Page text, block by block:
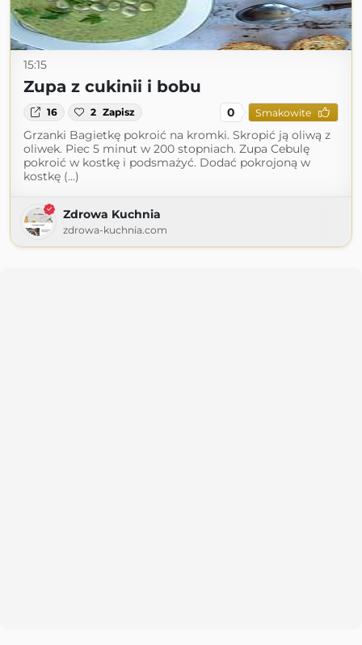
15:15
Zupa z cukinii i bobu
16 2 Zapisz 0 Smakowite
Grzanki Bagietkę pokroić na kromki. Skropić ją oliwą z
oliwek. Piec 5 minut w 200 stopniach. Zupa Cebulę
pokroić w kostkę i podsmażyć. Dodać pokrojoną w
kostkę (...)
Zdrowa Kuchnia
zdrowa-kuchnia.com